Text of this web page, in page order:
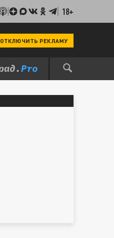
18+
ОТКЛЮЧИТЬ РЕКЛАМУ